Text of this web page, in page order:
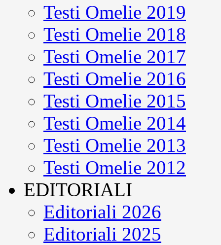
Testi Omelie 2019
Testi Omelie 2018
Testi Omelie 2017
Testi Omelie 2016
Testi Omelie 2015
Testi Omelie 2014
Testi Omelie 2013
Testi Omelie 2012
EDITORIALI
Editoriali 2026
Editoriali 2025